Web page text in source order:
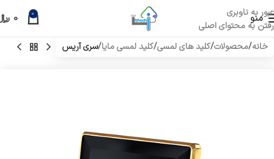
عبور به ناوبری
رفتن به محتوای اصلی
منو 0
0
خانه محصولات کلید های لمسی کلید لمسی مایا سری آریس